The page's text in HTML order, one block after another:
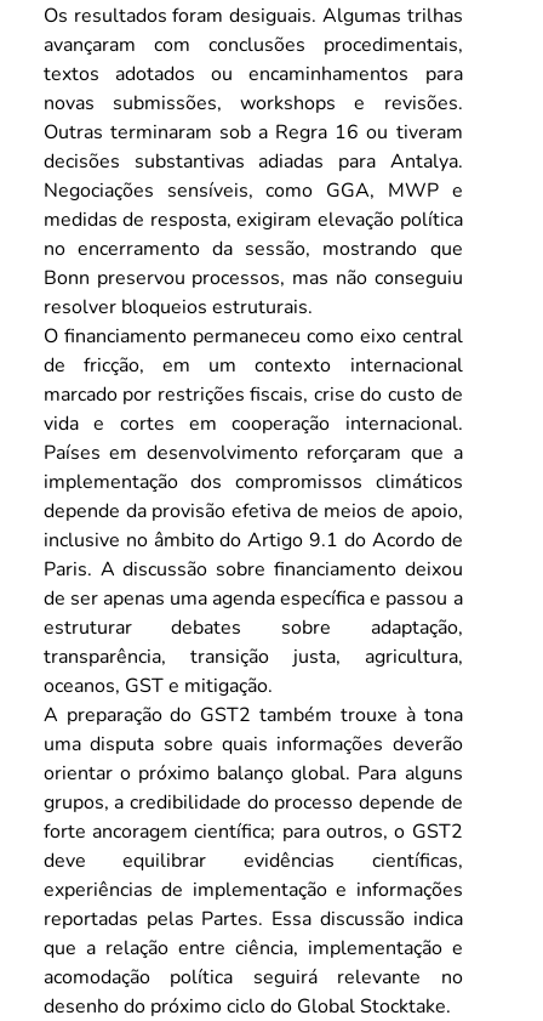
Os resultados foram desiguais. Algumas trilhas
avançaram com conclusões procedimentais,
textos adotados ou encaminhamentos para
novas submissões, workshops e revisões.
Outras terminaram sob a Regra 16 ou tiveram
decisões substantivas adiadas para Antalya.
Negociações sensíveis, como GGA, MWP e
medidas de resposta, exigiram elevação política
no encerramento da sessão, mostrando que
Bonn preservou processos, mas não conseguiu
resolver bloqueios estruturais.
O financiamento permaneceu como eixo central
de fricção, em um contexto internacional
marcado por restrições fiscais, crise do custo de
vida e cortes em cooperação internacional.
Países em desenvolvimento reforçaram que a
implementação dos compromissos climáticos
depende da provisão efetiva de meios de apoio,
inclusive no âmbito do Artigo 9.1 do Acordo de
Paris. A discussão sobre financiamento deixou
de ser apenas uma agenda específica e passou a
estruturar debates sobre adaptação,
transparência, transição justa, agricultura,
oceanos, GST e mitigação.
A preparação do GST2 também trouxe à tona
uma disputa sobre quais informações deverão
orientar o próximo balanço global. Para alguns
grupos, a credibilidade do processo depende de
forte ancoragem científica; para outros, o GST2
deve equilibrar evidências científicas,
experiências de implementação e informações
reportadas pelas Partes. Essa discussão indica
que a relação entre ciência, implementação e
acomodação política seguirá relevante no
desenho do próximo ciclo do Global Stocktake.